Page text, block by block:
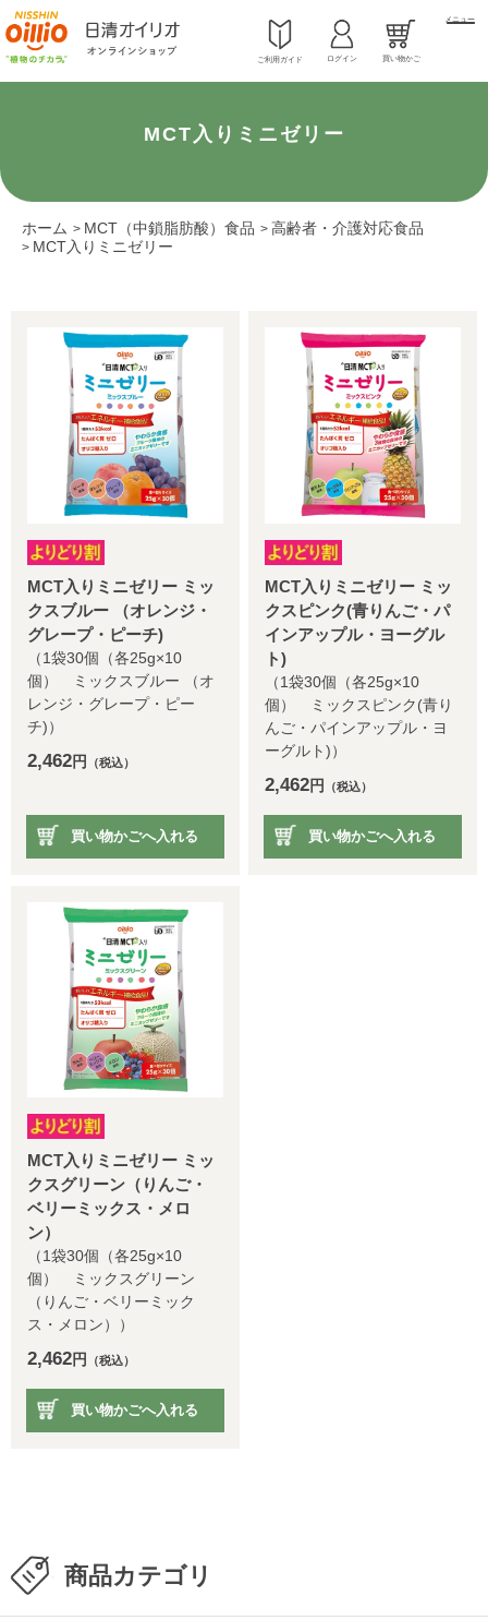
ご利用ガイド ログイン 買い物かご
メニュー
MCT入りミニゼリー
MCT入りミニゼリー ミッ
クスブルー （オレンジ・
グレープ・ピーチ)
（1袋30個（各25g×10
個） ミックスブルー （オ
レンジ・グレープ・ピー
チ)）
2,462 円 （税込）
買い物かごへ入れる
MCT入りミニゼリー ミッ
クスピンク(青りんご・パ
インアップル・ヨーグル
ト)
（1袋30個（各25g×10
個） ミックスピンク(青り
んご・パインアップル・ヨ
ーグルト)）
2,462 円 （税込）
買い物かごへ入れる
MCT入りミニゼリー ミッ
クスグリーン（りんご・
ベリーミックス・メロ
ン）
（1袋30個（各25g×10
個） ミックスグリーン
（りんご・ベリーミック
ス・メロン））
2,462 円 （税込）
買い物かごへ入れる
ホーム > MCT（中鎖脂肪酸）食品 > 高齢者・介護対応食品
> MCT入りミニゼリー
商品カテゴリ